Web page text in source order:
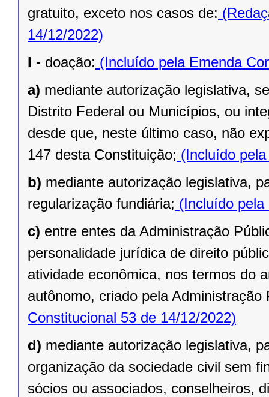
gratuito, exceto nos casos de:
14/12/2022)
I - doação: (Incluído pela Emenda
a) mediante autorização legislativa,
Distrito Federal ou Municípios, ou
desde que, neste último caso, não
147 desta Constituição; (Incluído
b) mediante autorização legislativa,
regularização fundiária; (Incluído pela
c) entre entes da Administração
personalidade jurídica de direito
atividade econômica, nos termos do
autônomo, criado pela Administração
Constitucional 53 de 14/12/2022)
d) mediante autorização legislativa,
organização da sociedade civil sem
sócios ou associados, conselheiros,